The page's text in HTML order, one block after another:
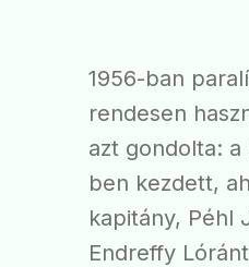
1956-ban
rendesen
azt gondolta: a
ben kezdett,
kapitány, Péhl
Endreffy